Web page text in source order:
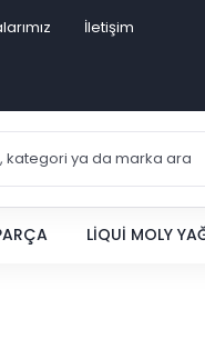
İletişim
LIQUI MOLY